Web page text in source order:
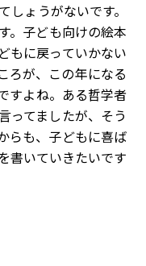
ょうがないです。
。子ども向けの絵本
もに戻っていかない
ろが、この年になる
すよね。ある哲学者
ってましたが、そう
らも、子どもに喜ば
書いていきたいです